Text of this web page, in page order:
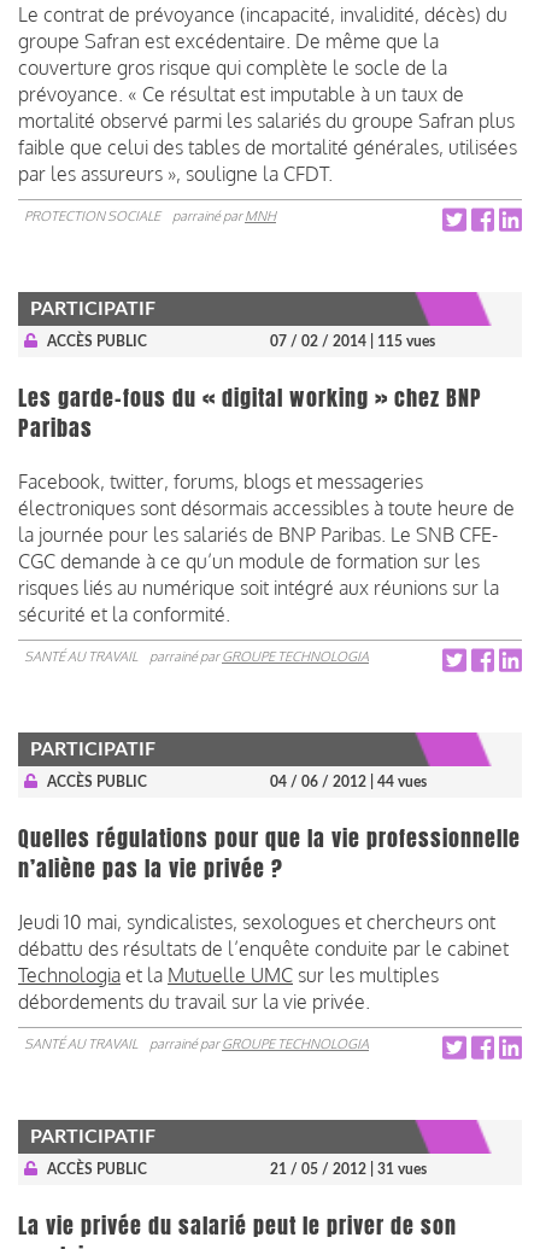
Le contrat de prévoyance (incapacité, invalidité, décès) du
groupe Safran est excédentaire. De même que la
couverture gros risque qui complète le socle de la
prévoyance. « Ce résultat est imputable à un taux de
mortalité observé parmi les salariés du groupe Safran plus
faible que celui des tables de mortalité générales, utilisées
par les assureurs », souligne la CFDT.
PROTECTION SOCIALE parrainé parMNH
PARTICIPATIF
ACCÈS PUBLIC 07 / 02 / 2014 | 115 vues
Les garde-fous du « digital working » chez BNP
Paribas
Facebook, twitter, forums, blogs et messageries
électroniques sont désormais accessibles à toute heure de
la journée pour les salariés de BNP Paribas. Le SNB CFE-
CGC demande à ce qu’un module de formation sur les
risques liés au numérique soit intégré aux réunions sur la
sécurité et la conformité.
SANTÉ AU TRAVAIL parrainé parGROUPE TECHNOLOGIA
PARTICIPATIF
ACCÈS PUBLIC 04 / 06 / 2012 | 44 vues
Quelles régulations pour que la vie professionnelle
n’aliène pas la vie privée ?
Jeudi 10 mai, syndicalistes, sexologues et chercheurs ont
débattu des résultats de l’enquête conduite par le cabinet
Technologia et la Mutuelle UMC sur les multiples
débordements du travail sur la vie privée.
SANTÉ AU TRAVAIL parrainé parGROUPE TECHNOLOGIA
PARTICIPATIF
ACCÈS PUBLIC 21 / 05 / 2012 | 31 vues
La vie privée du salarié peut le priver de son